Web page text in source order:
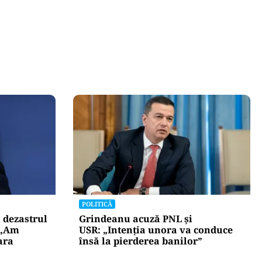
dezastrul
POLITICĂ
Grindeanu acuză PNL și
USR: „Intenția unora va conduce
însă la pierderea banilor”